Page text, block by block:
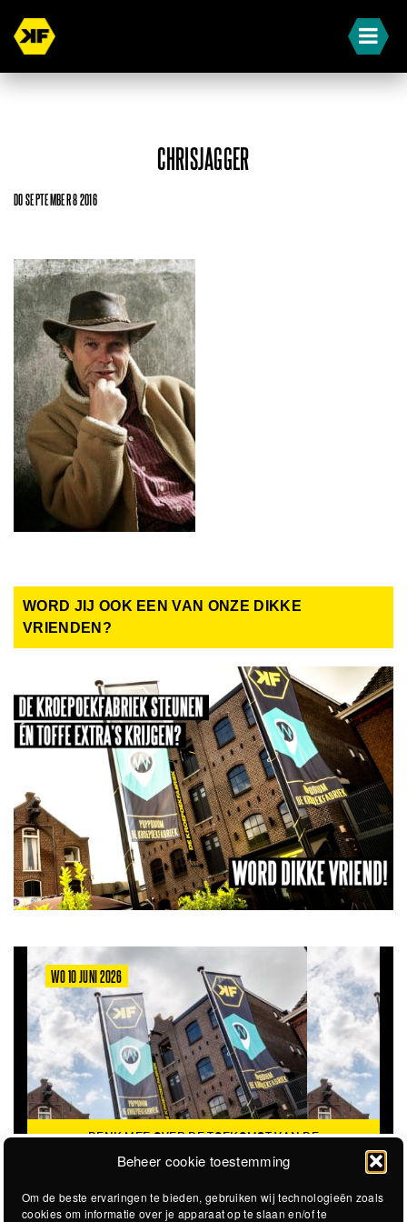
Beheer cookie toestemming
Om de beste ervaringen te bieden, gebruiken wij technologieën zoals
cookies om informatie over je apparaat op te slaan en/of te
CHRISJAGGER
DO SEPTEMBER 8 2016
WORD JIJ OOK EEN VAN ONZE DIKKE
VRIENDEN?
WO 10 JUNI 2026
DENK MEE OVER DE TOEKOMST VAN DE
KROEPOEKFABRIEK